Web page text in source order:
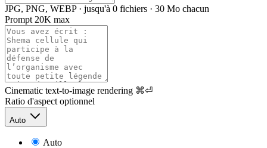
JPG, PNG, WEBP · jusqu'à 0 fichiers · 30 Mo chacun
Prompt 20K max
Cinematic text-to-image rendering ⌘⏎
Ratio d'aspect optionnel
Auto
Auto